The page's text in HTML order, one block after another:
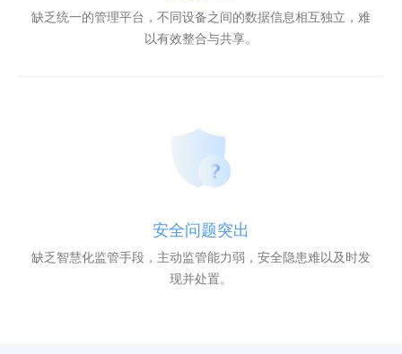
缺乏统一的管理平台，不同设备之间的数据信息相互独立，难
以有效整合与共享。
安全问题突出
缺乏智慧化监管手段，主动监管能力弱，安全隐患难以及时发
现并处置。